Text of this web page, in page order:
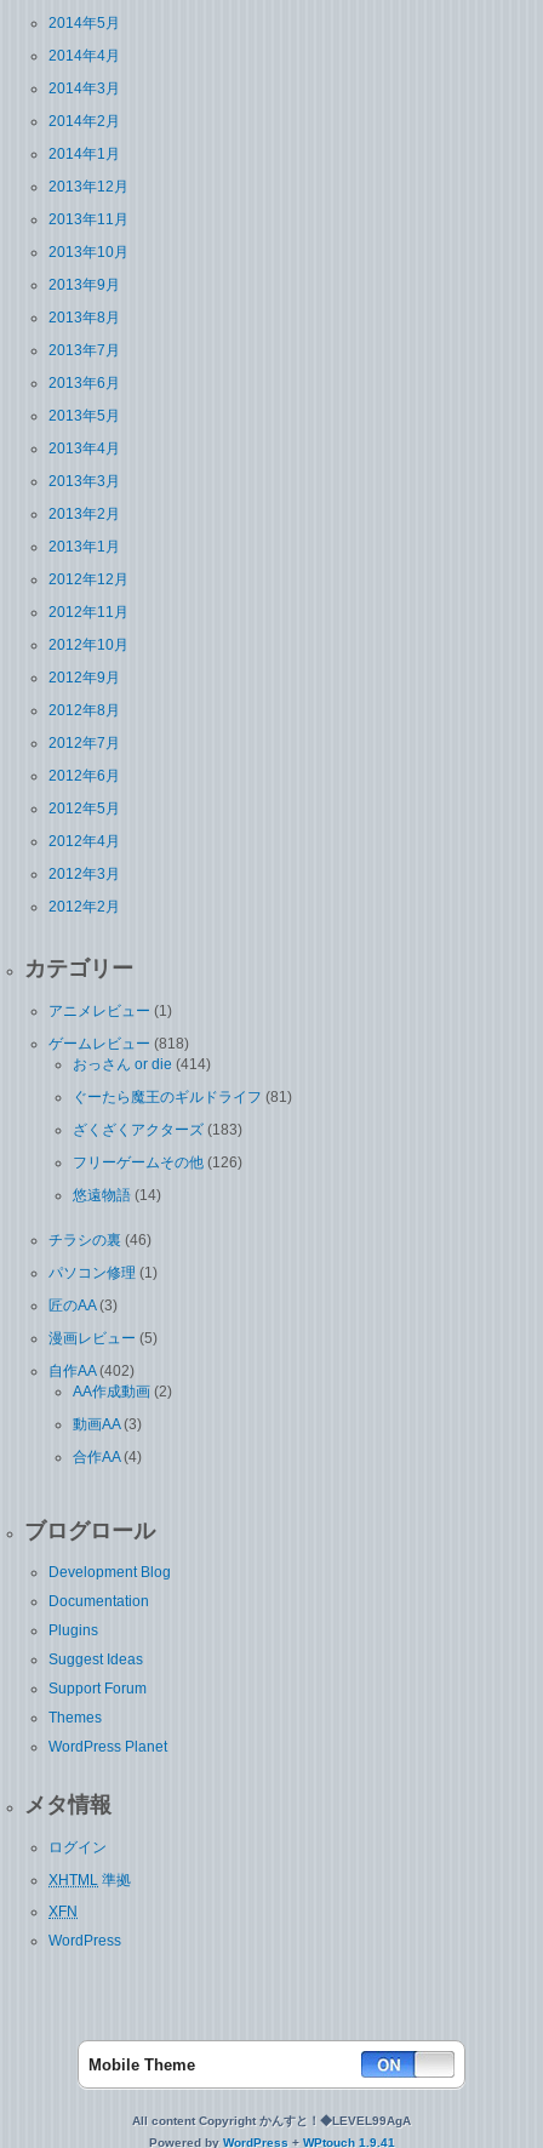
2014年5月
2014年4月
2014年3月
2014年2月
2014年1月
2013年12月
2013年11月
2013年10月
2013年9月
2013年8月
2013年7月
2013年6月
2013年5月
2013年4月
2013年3月
2013年2月
2013年1月
2012年12月
2012年11月
2012年10月
2012年9月
2012年8月
2012年7月
2012年6月
2012年5月
2012年4月
2012年3月
2012年2月
カテゴリー
アニメレビュー (1)
ゲームレビュー (818)
おっさん or die (414)
ぐーたら魔王のギルドライフ (81)
ざくざくアクターズ (183)
フリーゲームその他 (126)
悠遠物語 (14)
チラシの裏 (46)
パソコン修理 (1)
匠のAA(3)
漫画レビュー (5)
自作AA(402)
AA作成動画 (2)
動画AA(3)
合作AA(4)
ブログロール
Development Blog
Documentation
Plugins
Suggest Ideas
Support Forum
Themes
WordPress Planet
メタ情報
ログイン
XHTML 準拠
XFN
WordPress
Mobile Theme
All content Copyright かんすと！◆LEVEL99AgA
Powered by WordPress+ WPtouch 1.9.41